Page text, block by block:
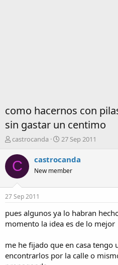
como hacernos con
sin gastar un centimo
I
i
c
i
d
r
d
e
t
e
castrocanda
F
c
h
a
n
i
c
o
27 Sep 2011
C castrocanda
New member
27 Sep 2011
pues algunos ya lo habran
momento la idea es de lo mejor
me he fijado que en casa tengo
encontrarlos por la calle o